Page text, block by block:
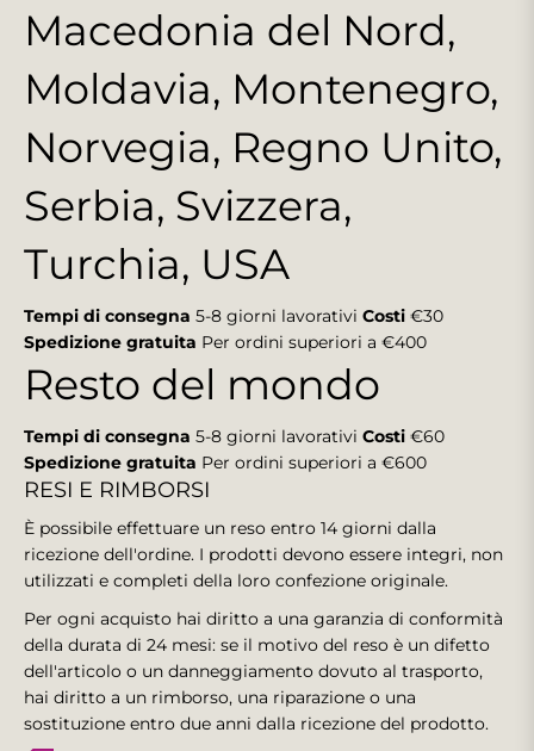
Macedonia del Nord,
Moldavia, Montenegro,
Norvegia, Regno Unito,
Serbia, Svizzera,
Turchia, USA
Tempi di consegna 5-8 giorni lavorativi Costi €30
Spedizione gratuita Per ordini superiori a €400
Resto del mondo
Tempi di consegna 5-8 giorni lavorativi Costi €60
Spedizione gratuita Per ordini superiori a €600
RESI E RIMBORSI
È possibile effettuare un reso entro 14 giorni dalla
ricezione dell'ordine. I prodotti devono essere integri, non
utilizzati e completi della loro confezione originale.
Per ogni acquisto hai diritto a una garanzia di conformità
della durata di 24 mesi: se il motivo del reso è un difetto
dell'articolo o un danneggiamento dovuto al trasporto,
hai diritto a un rimborso, una riparazione o una
sostituzione entro due anni dalla ricezione del prodotto.